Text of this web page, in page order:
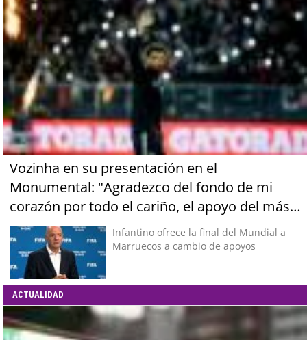
Vozinha en su presentación en el
Monumental: "Agradezco del fondo de mi
corazón por todo el cariño, el apoyo del más
grande de Chile"Infantino ofrece la final del Mundial a
Marruecos a cambio de apoyos
ACTUALIDAD